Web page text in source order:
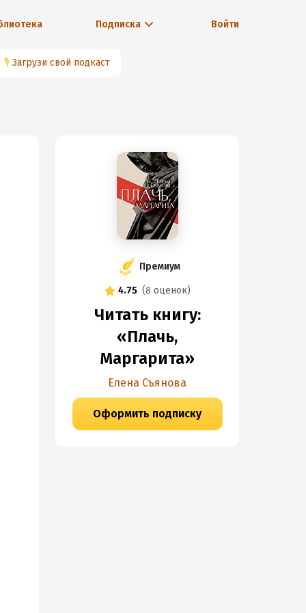
Подписка Войти
🎙 Загрузи свой подкаст
Премиум
4.75 (8 оценок)
Читать книгу:
«Плачь,
Маргарита»
Елена Съянова
Оформить подписку